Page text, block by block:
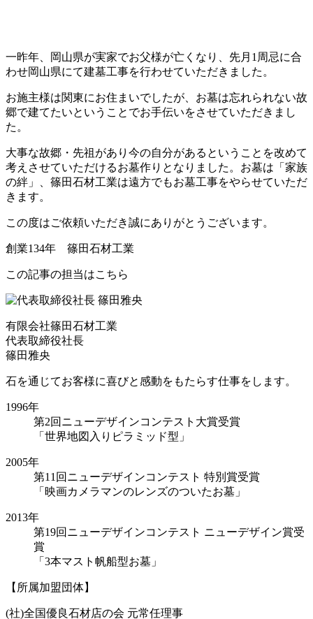
一昨年、岡山県が実家でお父様が亡くなり、先月1周忌に合
わせ岡山県にて建墓工事を行わせていただきました。
お施主様は関東にお住まいでしたが、お墓は忘れられない故
郷で建てたいということでお手伝いをさせていただきまし
た。
大事な故郷・先祖があり今の自分があるということを改めて
考えさせていただけるお墓作りとなりました。お墓は「家族
の絆」、篠田石材工業は遠方でもお墓工事をやらせていただ
きます。
この度はご依頼いただき誠にありがとうございます。
創業134年 篠田石材工業
この記事の担当はこちら
有限会社篠田石材工業
代表取締役社長
篠田雅央
石を通じてお客様に喜びと感動をもたらす仕事をします。
1996年
第2回ニューデザインコンテスト大賞受賞
「世界地図入りピラミッド型」
2005年
第11回ニューデザインコンテスト 特別賞受賞
「映画カメラマンのレンズのついたお墓」
2013年
第19回ニューデザインコンテスト ニューデザイン賞受
賞
「3本マスト帆船型お墓」
【所属加盟団体】
(社)全国優良石材店の会 元常任理事